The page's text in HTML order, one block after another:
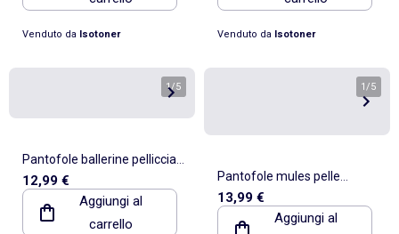
Venduto da Isotoner
Isotoner
Venduto da Isotoner
1/5
Pantofole ballerine pelliccia
sintetica, vestibilità bambina
Isotoner
12,99 €
Aggiungi al
carrello
1 /5
Pantofole mules pelle
sintetica, suola Bloup,
comfort bambina Isotoner
13,99 €
Aggiungi al